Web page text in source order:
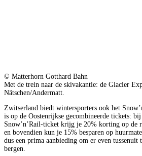
© Matterhorn Gotthard Bahn
Met de trein naar de skivakantie: de Glacier
Nätschen/Andermatt.
Zwitserland biedt wintersporters ook het
is op de Oostenrijkse gecombineerde tickets:
Snow’n’Rail-ticket krijg je 20% korting op de
en bovendien kun je 15% besparen op
dus een prima aanbieding om er even tussenuit
bergen.